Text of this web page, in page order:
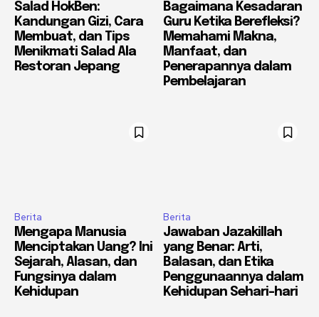
Salad HokBen:
Kandungan Gizi, Cara
Membuat, dan Tips
Menikmati Salad Ala
Restoran Jepang
Bagaimana Kesadaran
Guru Ketika Berefleksi?
Memahami Makna,
Manfaat, dan
Penerapannya dalam
Pembelajaran
Berita
Mengapa Manusia
Menciptakan Uang? Ini
Sejarah, Alasan, dan
Fungsinya dalam
Kehidupan
Berita
Jawaban Jazakillah
yang Benar: Arti,
Balasan, dan Etika
Penggunaannya dalam
Kehidupan Sehari-hari